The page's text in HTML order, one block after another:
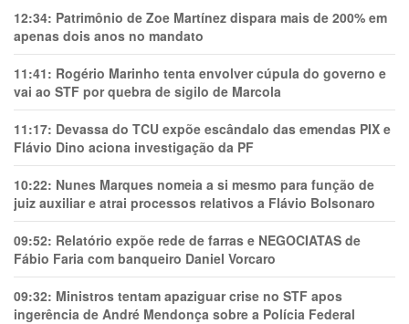
12:34: Patrimônio de Zoe Martínez dispara mais de 200% em
apenas dois anos no mandato
11:41: Rogério Marinho tenta envolver cúpula do governo e
vai ao STF por quebra de sigilo de Marcola
11:17: Devassa do TCU expõe escândalo das emendas PIX e
Flávio Dino aciona investigação da PF
10:22: Nunes Marques nomeia a si mesmo para função de
juiz auxiliar e atrai processos relativos a Flávio Bolsonaro
09:52: Relatório expõe rede de farras e NEGOCIATAS de
Fábio Faria com banqueiro Daniel Vorcaro
09:32: Ministros tentam apaziguar crise no STF apos
ingerência de André Mendonça sobre a Polícia Federal